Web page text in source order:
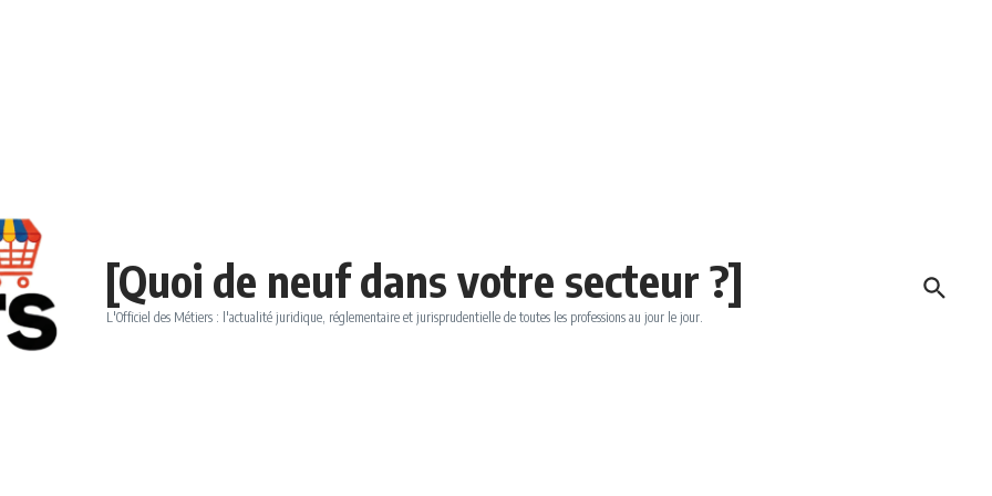
[Quoi de neuf dans votre secteur ?]
L'Officiel des Métiers : l'actualité juridique, réglementaire et jurisprudentielle de toutes les professions au jour le jour.